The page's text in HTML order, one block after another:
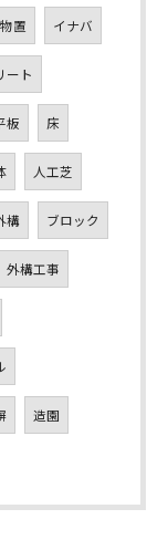
物置 イナバ
ート
板 床
人工芝
構 ブロック
外構工事
造園